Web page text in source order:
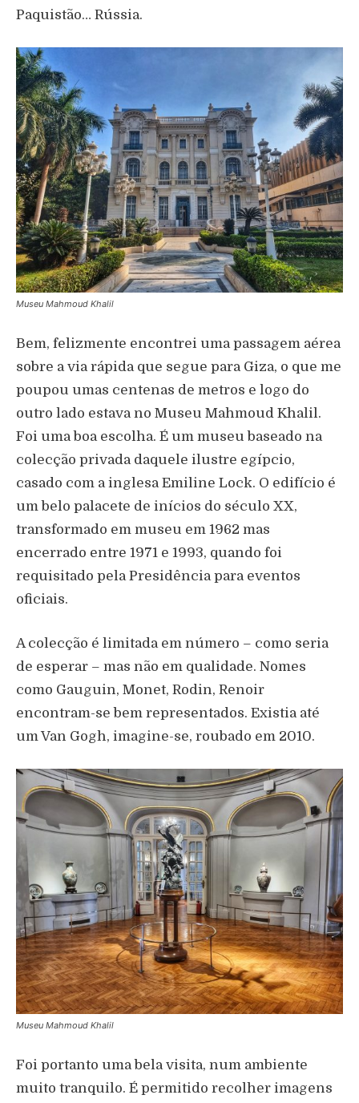
Paquistão… Rússia.
Museu Mahmoud Khalil
Bem, felizmente encontrei uma passagem aérea
sobre a via rápida que segue para Giza, o que me
poupou umas centenas de metros e logo do
outro lado estava no Museu Mahmoud Khalil.
Foi uma boa escolha. É um museu baseado na
colecção privada daquele ilustre egípcio,
casado com a inglesa Emiline Lock. O edifício é
um belo palacete de inícios do século XX,
transformado em museu em 1962 mas
encerrado entre 1971 e 1993, quando foi
requisitado pela Presidência para eventos
oficiais.
A colecção é limitada em número – como seria
de esperar – mas não em qualidade. Nomes
como Gauguin, Monet, Rodin, Renoir
encontram-se bem representados. Existia até
um Van Gogh, imagine-se, roubado em 2010.
Museu Mahmoud Khalil
Foi portanto uma bela visita, num ambiente
muito tranquilo. É permitido recolher imagens